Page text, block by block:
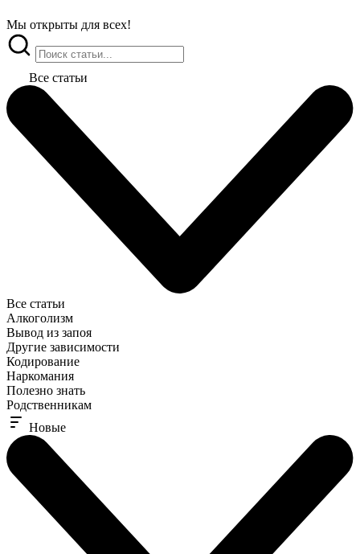
Мы открыты для всех!
Все статьи
Все статьи
Алкоголизм
Вывод из запоя
Другие зависимости
Кодирование
Наркомания
Полезно знать
Родственникам
Новые